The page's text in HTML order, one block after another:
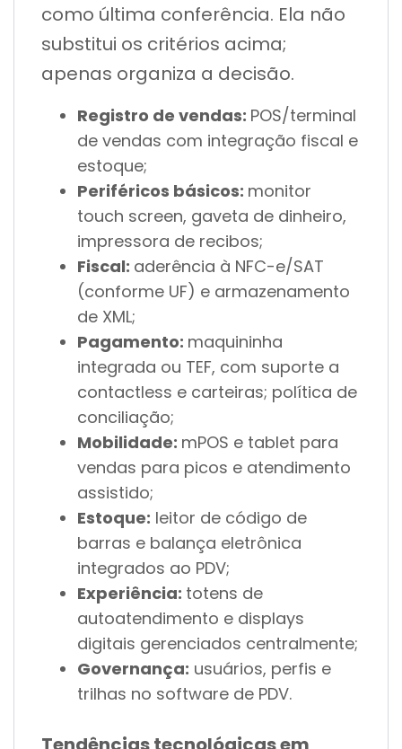
como última conferência. Ela não
substitui os critérios acima;
apenas organiza a decisão.
Registro de vendas: POS/terminal
de vendas com integração fiscal e
estoque;
Periféricos básicos: monitor
touch screen, gaveta de dinheiro,
impressora de recibos;
Fiscal: aderência à NFC-e/SAT
(conforme UF) e armazenamento
de XML;
Pagamento: maquininha
integrada ou TEF, com suporte a
contactless e carteiras; política de
conciliação;
Mobilidade: mPOS e tablet para
vendas para picos e atendimento
assistido;
Estoque: leitor de código de
barras e balança eletrônica
integrados ao PDV;
Experiência: totens de
autoatendimento e displays
digitais gerenciados centralmente;
Governança: usuários, perfis e
trilhas no software de PDV.